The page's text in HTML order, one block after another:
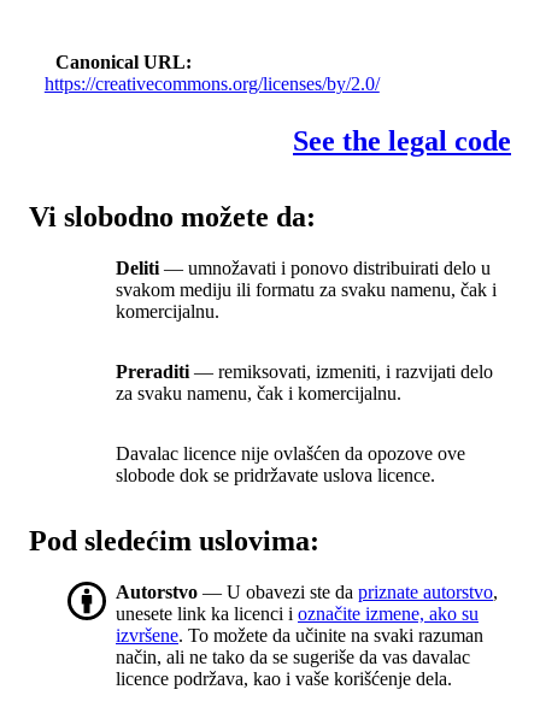
Canonical URL
https://creativecommons.org/licenses/by/2.0/
See the legal code
Vi slobodno možete da:
Deliti — umnožavati i ponovo distribuirati delo u
svakom mediju ili formatu za svaku namenu, čak i
komercijalnu.
Preraditi — remiksovati, izmeniti, i razvijati delo
za svaku namenu, čak i komercijalnu.
Davalac licence nije ovlašćen da opozove ove
slobode dok se pridržavate uslova licence.
Pod sledećim uslovima:
Autorstvo — U obavezi ste da priznate autorstvo,
unesete link ka licenci i označite izmene, ako su
izvršene. To možete da učinite na svaki razuman
način, ali ne tako da se sugeriše da vas davalac
licence podržava, kao i vaše korišćenje dela.